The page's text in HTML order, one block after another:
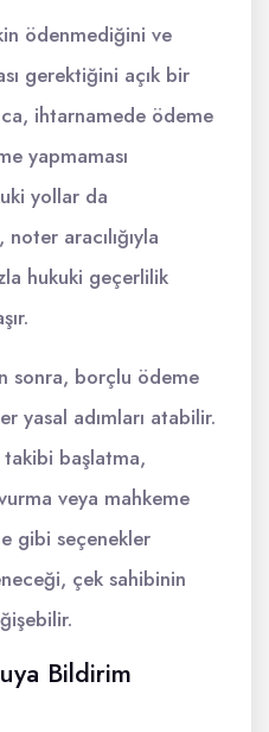
ödenmediğini ve
gerektiğini açık bir
ihtarnamede ödeme
yapmaması
yollar da
aracılığıyla
hukuki geçerlilik
sonra, borçlu ödeme
yasal adımları atabilir.
takibi başlatma,
veya mahkeme
gibi seçenekler
çek sahibinin
Bildirim